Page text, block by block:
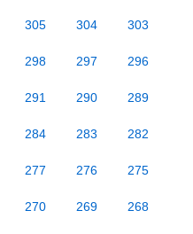
305 304 303
298 297 296
291 290 289
284 283 282
277 276 275
270 269 268